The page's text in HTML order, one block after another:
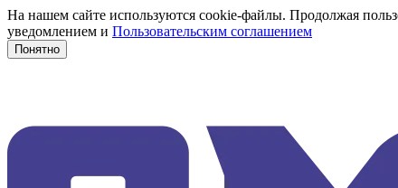
На нашем сайте используются cookie-файлы. Продолжая
уведомлением и Пользовательским соглашением
Понятно